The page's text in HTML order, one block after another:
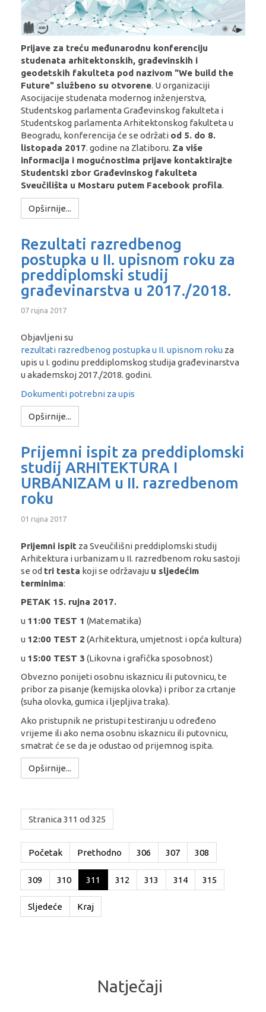
Prijave za treću međunarodnu konferenciju
studenata arhitektonskih, građevinskih i
geodetskih fakulteta pod nazivom "We build the
Future" službeno su otvorene. U organizaciji
Asocijacije studenata modernog inženjerstva,
Studentskog parlamenta Građevinskog fakulteta i
Studentskog parlamenta Arhitektonskog fakulteta u
Beogradu, konferencija će se održati od 5. do 8.
listopada 2017. godine na Zlatiboru. Za više
informacija i mogućnostima prijave kontaktirajte
Studentski zbor Građevinskog fakulteta
Sveučilišta u Mostaru putem Facebook profila.
Opširnije...
Rezultati razredbenog
postupka u II. upisnom roku za
preddiplomski studij
građevinarstva u 2017./2018.
07 rujna 2017
Objavljeni su
rezultati razredbenog postupka u II. upisnom roku za
upis u I. godinu preddiplomskog studija građevinarstva
u akademskoj 2017./2018. godini.
Dokumenti potrebni za upis
Opširnije...
Prijemni ispit za preddiplomski
studij ARHITEKTURA I
URBANIZAM u II. razredbenom
roku
01 rujna 2017
Prijemni ispit za Sveučilišni preddiplomski studij
Arhitektura i urbanizam u II. razredbenom roku sastoji
se od tri testa koji se održavaju u sljedećim
terminima:
PETAK 15. rujna 2017.
u 11:00 TEST 1 (Matematika)
u 12:00 TEST 2 (Arhitektura, umjetnost i opća kultura)
u 15:00 TEST 3 (Likovna i grafička sposobnost)
Obvezno ponijeti osobnu iskaznicu ili putovnicu, te
pribor za pisanje (kemijska olovka) i pribor za crtanje
(suha olovka, gumica i ljepljiva traka).
Ako pristupnik ne pristupi testiranju u određeno
vrijeme ili ako nema osobnu iskaznicu ili putovnicu,
smatrat će se da je odustao od prijemnog ispita.
Opširnije...
Stranica 311 od 325
Početak Prethodno 306 307 308
309 310 311 312 313 314 315
Sljedeće Kraj
Natječaji